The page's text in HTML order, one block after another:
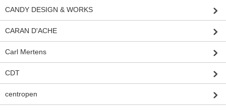
CANDY DESIGN & WORKS
CARAN D'ACHE
Carl Mertens
CDT
centropen